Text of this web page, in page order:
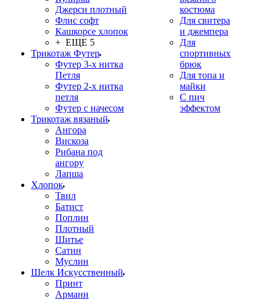
Джерси плотный
Флис софт
Кашкорсе хлопок
+ ЕЩЕ 5
Трикотаж Футер
Футер 3-х нитка
Петля
Футер 2-х нитка
петля
Футер с начесом
Трикотаж вязаный
Ангора
Вискоза
Рибана под
ангору
Лапша
Хлопок
Твил
Батист
Поплин
Плотный
Шитье
Сатин
Муслин
Шелк Искусственный
Принт
Армани
костюма
Для свитера
и джемпера
Для
спортивных
брюк
Для топа и
майки
С пич
эффектом